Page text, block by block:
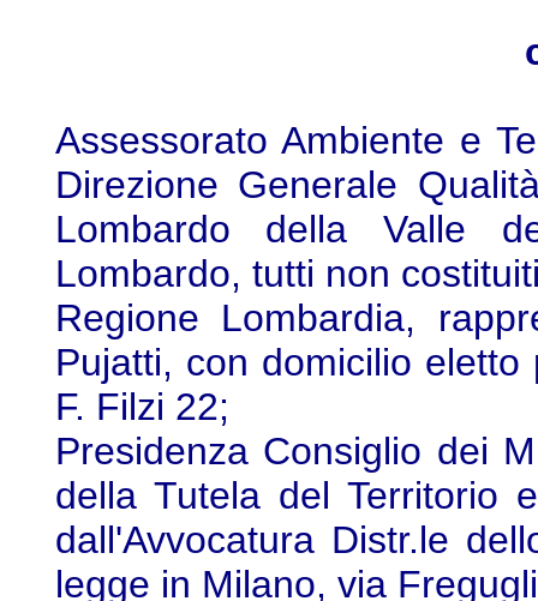
Assessorato Ambiente e
Direzione Generale
Lombardo della Valle
Lombardo, tutti non
Regione Lombardia,
Pujatti, con domicilio
F. Filzi 22;
Presidenza Consiglio dei
della Tutela del Territorio
dall'Avvocatura Distr.le
legge in Milano, via